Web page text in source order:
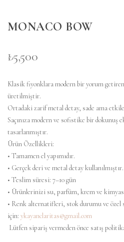
MONACO BOW
₺5,500
Klasik fiyonklara modern bir yorum
üretilmiştir.
Ortadaki zarif metal detay, sade ama
Saçınıza modern ve sofistike bir dokunuş
tasarlanmıştır.
Ürün Özellikleri:
• Tamamen el yapımıdır.
• Gerçek deri ve metal detay kullanılmıştır.
• Teslim süresi: 7–10 gün
• Ürünlerinizi su, parfüm, krem ve
• Renk alternatifleri, stok durumu ve özel
için: ykayanclaritas@gmail.com
Lütfen sipariş vermeden önce satış